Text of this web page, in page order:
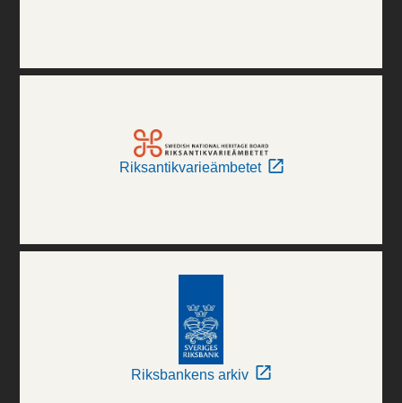
Riksantikvarieämbetet
Riksbankens arkiv